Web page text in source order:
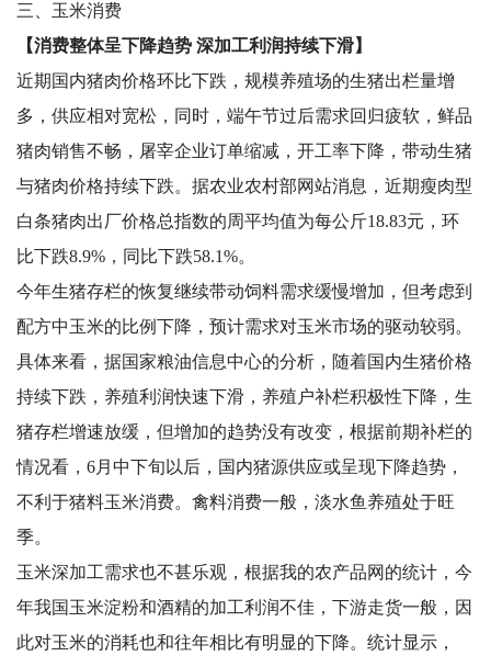
三、玉米消费
【消费整体呈下降趋势 深加工利润持续下滑】
近期国内猪肉价格环比下跌，规模养殖场的生猪出栏量增
多，供应相对宽松，同时，端午节过后需求回归疲软，鲜品
猪肉销售不畅，屠宰企业订单缩减，开工率下降，带动生猪
与猪肉价格持续下跌。据农业农村部网站消息，近期瘦肉型
白条猪肉出厂价格总指数的周平均值为每公斤18.83元，环
比下跌8.9%，同比下跌58.1%。
今年生猪存栏的恢复继续带动饲料需求缓慢增加，但考虑到
配方中玉米的比例下降，预计需求对玉米市场的驱动较弱。
具体来看，据国家粮油信息中心的分析，随着国内生猪价格
持续下跌，养殖利润快速下滑，养殖户补栏积极性下降，生
猪存栏增速放缓，但增加的趋势没有改变，根据前期补栏的
情况看，6月中下旬以后，国内猪源供应或呈现下降趋势，
不利于猪料玉米消费。禽料消费一般，淡水鱼养殖处于旺
季。
玉米深加工需求也不甚乐观，根据我的农产品网的统计，今
年我国玉米淀粉和酒精的加工利润不佳，下游走货一般，因
此对玉米的消耗也和往年相比有明显的下降。统计显示，